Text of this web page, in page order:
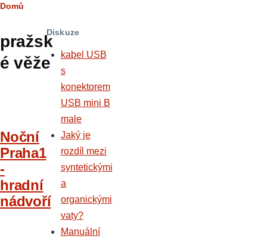
Drobečková
navigace
Domů
pražsk
é věže
Noční
Praha1
-
hradní
nádvoří
Diskuze
kabel USB
s
konektorem
USB mini B
male
Jaký je
rozdíl mezi
syntetickými
a
organickými
vaty?
Manuální